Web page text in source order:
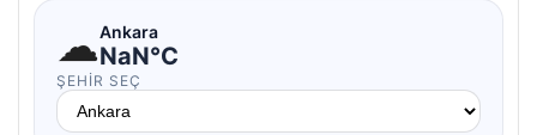
☁Ankara
NaN°C
ŞEHIR SEÇ